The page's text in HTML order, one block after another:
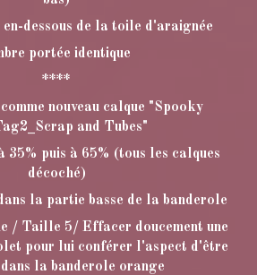
dessous de la toile d'araignée
portée identique
****
nouveau calque "Spooky
and Tubes"
35% puis à 65% (tous les calques
décoché)
la partie basse de la banderole
/ Taille 5/ Effacer doucement une
pour lui conférer l'aspect d'être
la banderole orange